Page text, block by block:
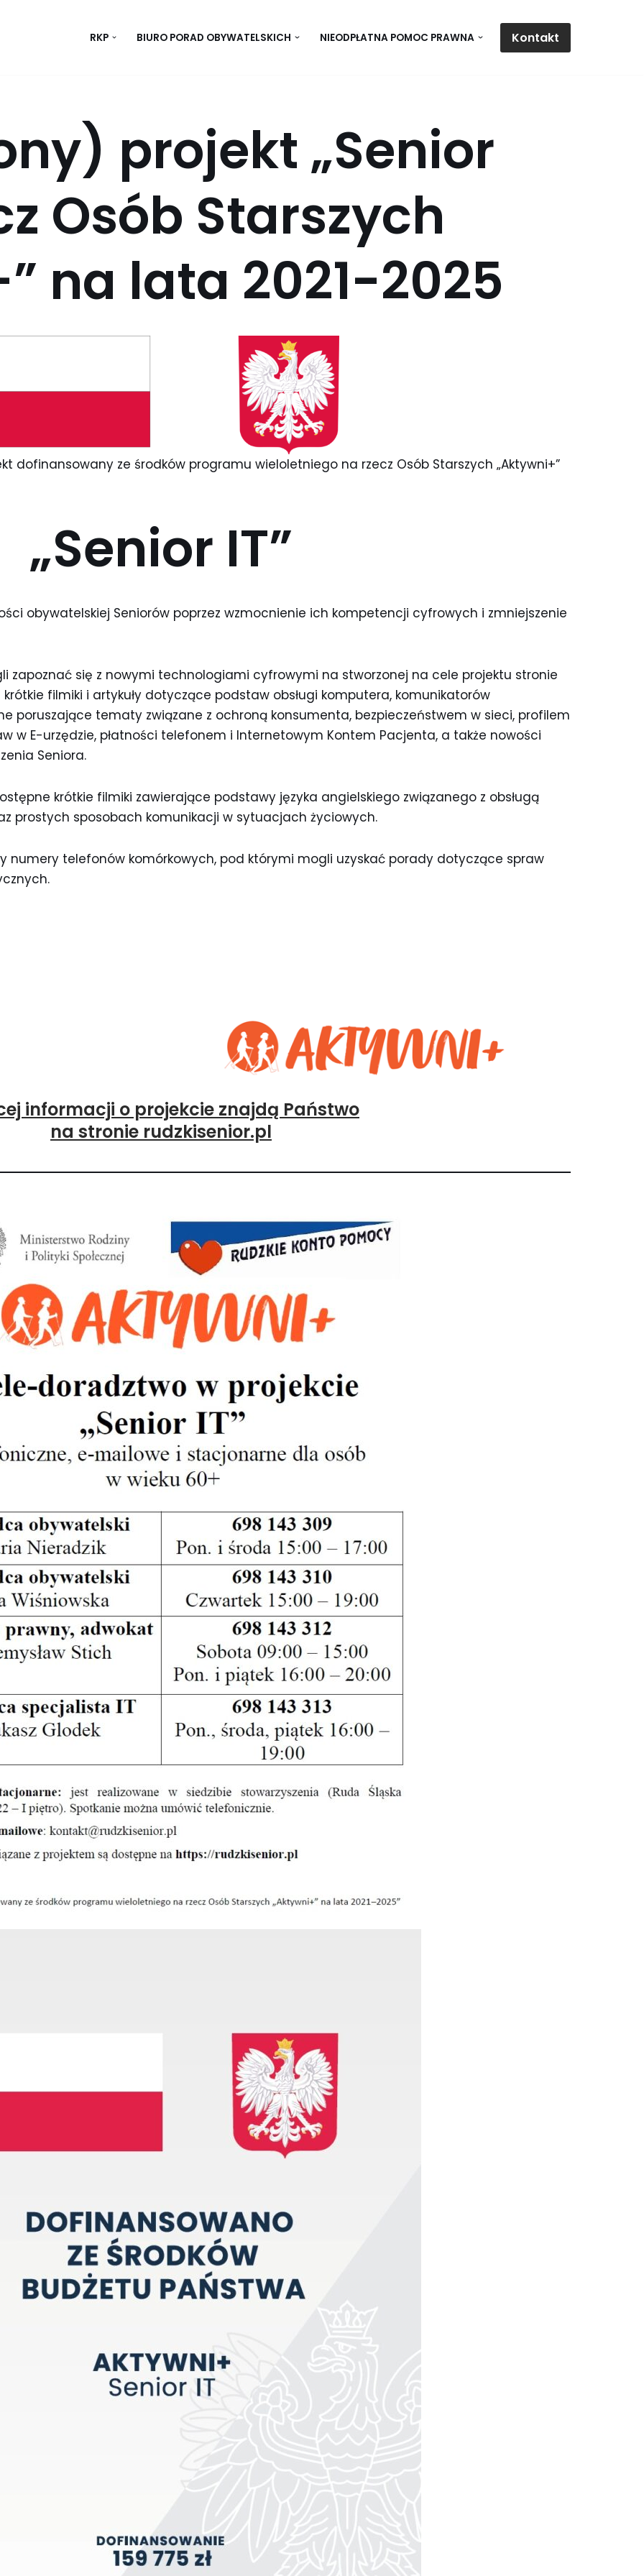
RKP BIURO PORAD OBYWATELSKICH NIEODPŁATNA POMOC PRAWNA Kontakt
projekt „Senior
Osób Starszych
na lata 2021-2025
dofinansowany ze środków programu wieloletniego na rzecz Osób Starszych „Aktywni+”
„Senior IT”
obywatelskiej Seniorów poprzez wzmocnienie ich kompetencji cyfrowych i zmniejszenie
zapoznać się z nowymi technologiami cyfrowymi na stworzonej na cele projektu stronie
filmiki i artykuły dotyczące podstaw obsługi komputera, komunikatorów
poruszające tematy związane z ochroną konsumenta, bezpieczeństwem w sieci, profilem
w E-urzędzie, płatności telefonem i Internetowym Kontem Pacjenta, a także nowości
Seniora.
krótkie filmiki zawierające podstawy języka angielskiego związanego z obsługą
prostych sposobach komunikacji w sytuacjach życiowych.
numery telefonów komórkowych, pod którymi mogli uzyskać porady dotyczące spraw
informacji o projekcie znajdą Państwo
na stronie rudzkisenior.pl